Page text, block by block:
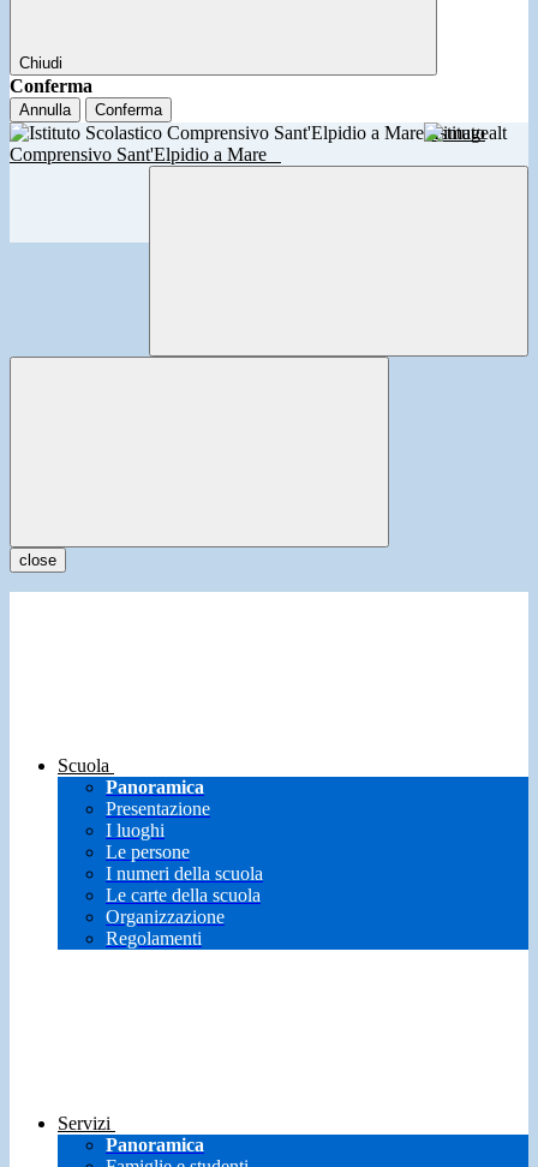
Chiudi
Conferma
Annulla Conferma
Istituto
Comprensivo Sant'Elpidio a Mare
close
Scuola
Panoramica
Presentazione
I luoghi
Le persone
I numeri della scuola
Le carte della scuola
Organizzazione
Regolamenti
Servizi
Panoramica